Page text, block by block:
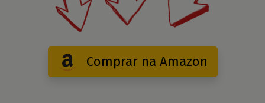
Comprar na Amazon